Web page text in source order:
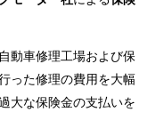
動車修理工場および保
った修理の費用を大幅
大な保険金の支払いを